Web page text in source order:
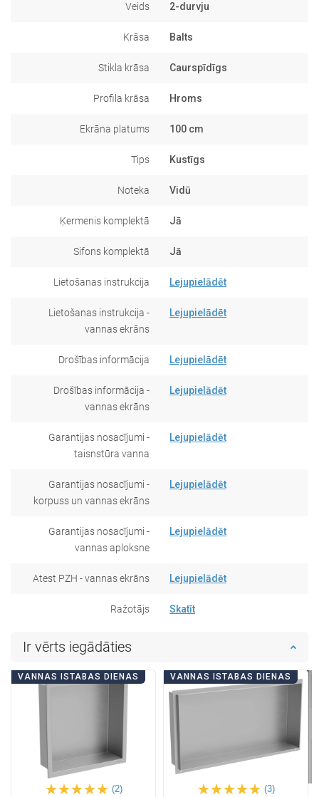
Veids 2-durvju
Krāsa Balts
Stikla krāsa Caurspīdīgs
Profila krāsa Hroms
Ekrāna platums 100 cm
Tips Kustīgs
Noteka Vidū
Ķermenis komplektā Jā
Sifons komplektā Jā
Lietošanas instrukcija Lejupielādēt
Lietošanas instrukcija -
vannas ekrāns
Lejupielādēt
Drošības informācija Lejupielādēt
Drošības informācija -
vannas ekrāns
Lejupielādēt
Garantijas nosacījumi -
taisnstūra vanna
Lejupielādēt
Garantijas nosacījumi -
korpuss un vannas ekrāns
Lejupielādēt
Garantijas nosacījumi -
vannas aploksne
Lejupielādēt
Atest PZH - vannas ekrāns Lejupielādēt
Ražotājs Skatīt
Ir vērts iegādāties
VANNAS ISTABAS DIENAS
(2)
VANNAS ISTABAS DIENAS
(3)